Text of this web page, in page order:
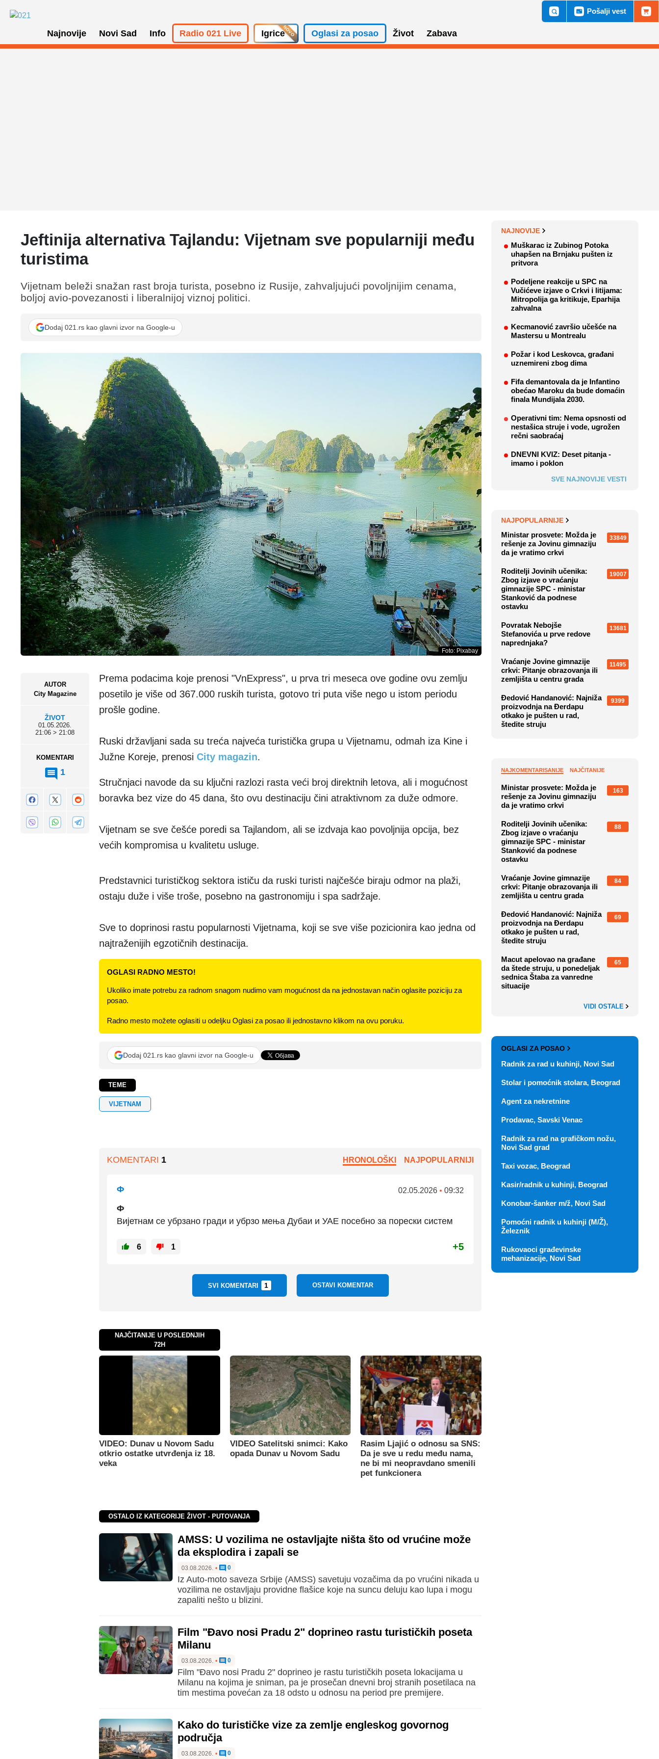
Najnovije Novi Sad Info Radio 021 Live Igrice Oglasi za posao Život Zabava
Pošalji vest
Jeftinija alternativa Tajlandu: Vijetnam sve popularniji među
turistima
AUTOR
City Magazine
ŽIVOT
01.05.2026.
21:06 > 21:08
KOMENTARI
1
Vijetnam beleži snažan rast broja turista, posebno iz Rusije, zahvaljujući povoljnijim cenama,
boljoj avio-povezanosti i liberalnijoj viznoj politici.
Dodaj 021.rs kao glavni izvor na Google-u
Foto: Pixabay
Prema podacima koje prenosi "VnExpress", u prva tri meseca ove godine ovu zemlju
posetilo je više od 367.000 ruskih turista, gotovo tri puta više nego u istom periodu
prošle godine.
Ruski državljani sada su treća najveća turistička grupa u Vijetnamu, odmah iza Kine i
Južne Koreje, prenosi City magazin.
Stručnjaci navode da su ključni razlozi rasta veći broj direktnih letova, ali i mogućnost
boravka bez vize do 45 dana, što ovu destinaciju čini atraktivnom za duže odmore.
Vijetnam se sve češće poredi sa Tajlandom, ali se izdvaja kao povoljnija opcija, bez
većih kompromisa u kvalitetu usluge.
Predstavnici turističkog sektora ističu da ruski turisti najčešće biraju odmor na plaži,
ostaju duže i više troše, posebno na gastronomiju i spa sadržaje.
Sve to doprinosi rastu popularnosti Vijetnama, koji se sve više pozicionira kao jedna od
najtraženijih egzotičnih destinacija.
OGLASI RADNO MESTO!
Ukoliko imate potrebu za radnom snagom nudimo vam mogućnost da na jednostavan način oglasite poziciju za
posao.
Radno mesto možete oglasiti u odeljku Oglasi za posao ili jednostavno klikom na ovu poruku.
Dodaj 021.rs kao glavni izvor na Google-u
TEME
VIJETNAM
KOMENTARI 1 HRONOLOŠKI NAJPOPULARNIJI
Ф 02.05.2026 • 09:32
Ф
Вијетнам се убрзано гради и убрзо мења Дубаи и УАЕ посебно за порески систем
6 1 +5
SVI KOMENTARI 1 OSTAVI KOMENTAR
NAJČITANIJE U POSLEDNJIH
72H
VIDEO: Dunav u Novom Sadu
otkrio ostatke utvrđenja iz 18.
veka
VIDEO Satelitski snimci: Kako
opada Dunav u Novom Sadu
Rasim Ljajić o odnosu sa SNS:
Da je sve u redu među nama,
ne bi mi neopravdano smenili
pet funkcionera
OSTALO IZ KATEGORIJE ŽIVOT - PUTOVANJA
AMSS: U vozilima ne ostavljajte ništa što od vrućine može
da eksplodira i zapali se
03.08.2026. • 0
Iz Auto-moto saveza Srbije (AMSS) savetuju vozačima da po vrućini nikada u
vozilima ne ostavljaju providne flašice koje na suncu deluju kao lupa i mogu
zapaliti nešto u blizini.
Film "Đavo nosi Pradu 2" doprineo rastu turističkih poseta
Milanu
03.08.2026. • 0
Film "Đavo nosi Pradu 2" doprineo je rastu turističkih poseta lokacijama u
Milanu na kojima je sniman, pa je prosečan dnevni broj stranih posetilaca na
tim mestima povećan za 18 odsto u odnosu na period pre premijere.
Kako do turističke vize za zemlje engleskog govornog
područja
03.08.2026. • 0
NAJNOVIJE
Muškarac iz Zubinog Potoka
uhapšen na Brnjaku pušten iz
pritvora
Podeljene reakcije u SPC na
Vučićeve izjave o Crkvi i litijama:
Mitropolija ga kritikuje, Eparhija
zahvalna
Kecmanović završio učešće na
Mastersu u Montrealu
Požar i kod Leskovca, građani
uznemireni zbog dima
Fifa demantovala da je Infantino
obećao Maroku da bude domaćin
finala Mundijala 2030.
Operativni tim: Nema opsnosti od
nestašica struje i vode, ugrožen
rečni saobraćaj
DNEVNI KVIZ: Deset pitanja -
imamo i poklon
SVE NAJNOVIJE VESTI
NAJPOPULARNIJE
Ministar prosvete: Možda je
rešenje za Jovinu gimnaziju
da je vratimo crkvi
33849
Roditelji Jovinih učenika:
Zbog izjave o vraćanju
gimnazije SPC - ministar
Stanković da podnese
ostavku
19007
Povratak Nebojše
Stefanovića u prve redove
naprednjaka?
13681
Vraćanje Jovine gimnazije
crkvi: Pitanje obrazovanja ili
zemljišta u centru grada
11495
Đedović Handanović: Najniža
proizvodnja na Đerdapu
otkako je pušten u rad,
štedite struju
9399
NAJKOMENTARISANIJE NAJČITANIJE
Ministar prosvete: Možda je
rešenje za Jovinu gimnaziju
da je vratimo crkvi
163
Roditelji Jovinih učenika:
Zbog izjave o vraćanju
gimnazije SPC - ministar
Stanković da podnese
ostavku
88
Vraćanje Jovine gimnazije
crkvi: Pitanje obrazovanja ili
zemljišta u centru grada
84
Đedović Handanović: Najniža
proizvodnja na Đerdapu
otkako je pušten u rad,
štedite struju
69
Macut apelovao na građane
da štede struju, u ponedeljak
sednica Štaba za vanredne
situacije
65
VIDI OSTALE
OGLASI ZA POSAO
Radnik za rad u kuhinji, Novi Sad
Stolar i pomoćnik stolara, Beograd
Agent za nekretnine
Prodavac, Savski Venac
Radnik za rad na grafičkom nožu,
Novi Sad grad
Taxi vozac, Beograd
Kasir/radnik u kuhinji, Beograd
Konobar-šanker m/ž, Novi Sad
Pomoćni radnik u kuhinji (M/Ž),
Železnik
Rukovaoci građevinske
mehanizacije, Novi Sad